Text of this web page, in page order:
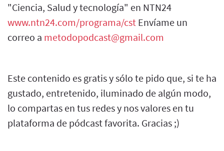
"Ciencia, Salud y tecnología" en NTN24
www.ntn24.com/programa/cst Envíame un
correo a metodopodcast@gmail.com
Este contenido es gratis y sólo te pido que, si te ha
gustado, entretenido, iluminado de algún modo,
lo compartas en tus redes y nos valores en tu
plataforma de pódcast favorita. Gracias ;)